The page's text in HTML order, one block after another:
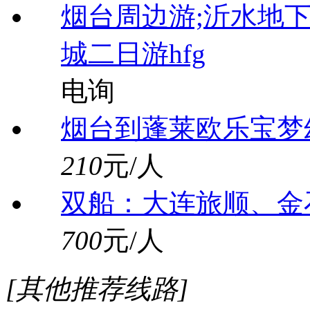
烟台周边游;沂水地
城二日游hfg
电询
烟台到蓬莱欧乐宝
210元/人
双船：大连旅顺、
700元/人
[其他推荐线路]